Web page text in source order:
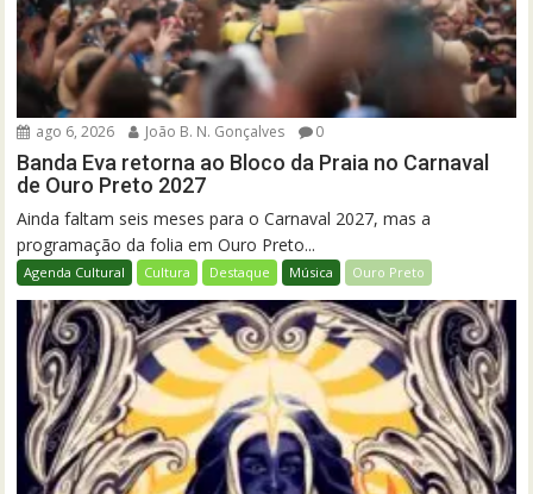
ago 6, 2026 João B. N. Gonçalves 0
Banda Eva retorna ao Bloco da Praia no Carnaval
de Ouro Preto 2027
Ainda faltam seis meses para o Carnaval 2027, mas a
programação da folia em Ouro Preto...
Agenda Cultural Cultura Destaque Música Ouro Preto